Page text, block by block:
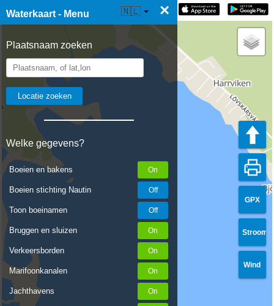
Waterkaart - Menu ×
Plaatsnaam zoeken
Welke gegevens?
Boeien en bakens
Boeien stichting Nautin
Toon boeinamen
Bruggen en sluizen
Verkeersborden
Marifoonkanalen
Jachthavens
☰ Waterkaart Live 🇳🇱
GPX
Stroom
Wind